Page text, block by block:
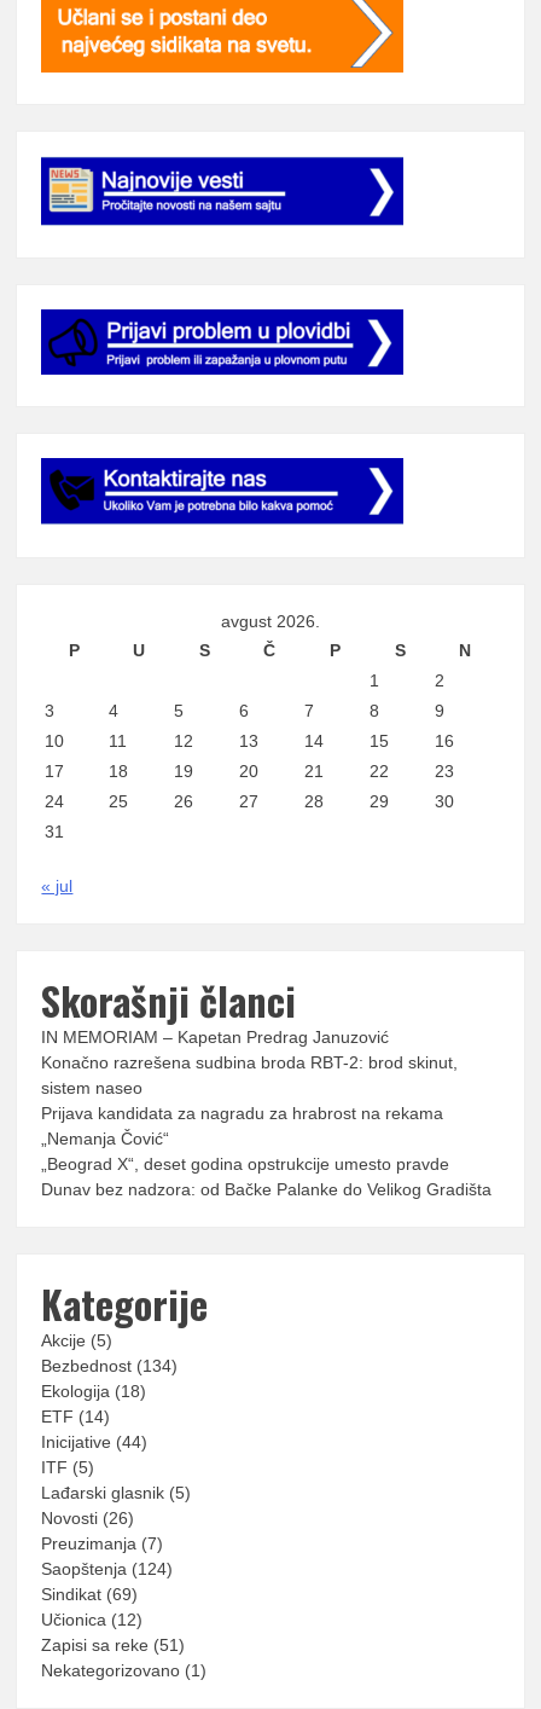
avgust 2026.
P
U S Č P S
N
1
2
3
4 5 6 7 8
9
10
11 12 13 14 15
16
17
18 19 20 21 22
23
24
25 26 27 28 29
30
31
« jul
Skorašnji članci
IN MEMORIAM – Kapetan Predrag Januzović
Konačno razrešena sudbina broda RBT-2: brod skinut,
sistem naseo
Prijava kandidata za nagradu za hrabrost na rekama
„Nemanja Čović“
„Beograd X“, deset godina opstrukcije umesto pravde
Dunav bez nadzora: od Bačke Palanke do Velikog Gradišta
Kategorije
Akcije (5)
Bezbednost (134)
Ekologija (18)
ETF (14)
Inicijative (44)
ITF (5)
Lađarski glasnik (5)
Novosti (26)
Preuzimanja (7)
Saopštenja (124)
Sindikat (69)
Učionica (12)
Zapisi sa reke (51)
Nekategorizovano (1)